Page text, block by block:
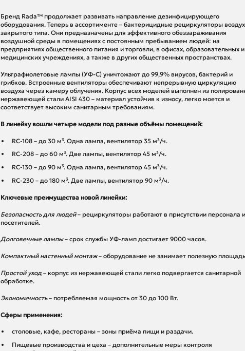
Бренд Rada™ продолжает развивать направление дезинфицирующего
оборудования. Теперь в ассортименте – бактерицидные рециркуляторы
закрытого типа. Они предназначены для эффективного обеззараживания
воздушной среды в помещениях с постоянным пребыванием людей: на
предприятиях общественного питания и торговли, в офисах, образовательных и
медицинских учреждениях, а также в других общественных пространствах.
Ультрафиолетовые лампы (УФ-С) уничтожают до 99,9% вирусов, бактерий и
грибков. Встроенные вентиляторы обеспечивают непрерывную циркуляцию
воздуха через камеру облучения. Корпус всех моделей выполнен из
нержавеющей стали AISI 430 – материал устойчив к износу, легко моется и
соответствует высоким санитарным требованиям.
В линейку вошли четыре модели под разные объёмы помещений:
RC-108 – до 30 м³. Одна лампа, вентилятор 35 м³/ч.
RC-208 – до 60 м³. Две лампы, вентилятор 45 м³/ч.
RC-130 – до 90 м³. Одна лампа, вентилятор 45 м³/ч.
RC-230 – до 180 м³. Две лампы, вентилятор 90 м³/ч.
Ключевые преимущества новой линейки:
Безопасность для людей– рециркуляторы работают в присутствии персонала и
посетителей.
Долговечные лампы– срок службы УФ-ламп достигает 9000 часов.
Компактный настенный монтаж– оборудование не занимает полезную
Простой уход – корпус из нержавеющей стали легко подвергается санитарной
обработке.
Экономичность– потребляемая мощность от 30 до 100 Вт.
Сферы применения:
столовые, кафе, рестораны – зоны приёма пищи и раздачи.
Пищевые производства и цеха – дополнительные меры контроля